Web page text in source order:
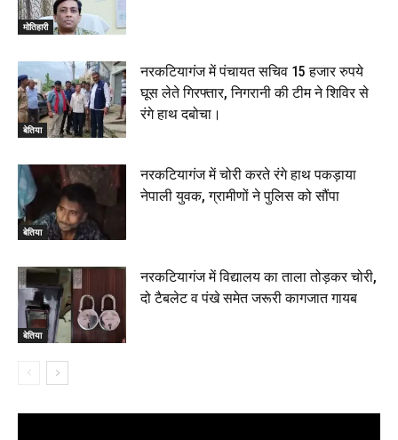
मोतिहारी
बेतिया
नरकटियागंज में पंचायत सचिव 15 हजार रुपये
घूस लेते गिरफ्तार, निगरानी की टीम ने शिविर से
रंगे हाथ दबोचा।
बेतिया
नरकटियागंज में चोरी करते रंगे हाथ पकड़ाया
नेपाली युवक, ग्रामीणों ने पुलिस को सौंपा
बेतिया
नरकटियागंज में विद्यालय का ताला तोड़कर चोरी,
दो टैबलेट व पंखे समेत जरूरी कागजात गायब